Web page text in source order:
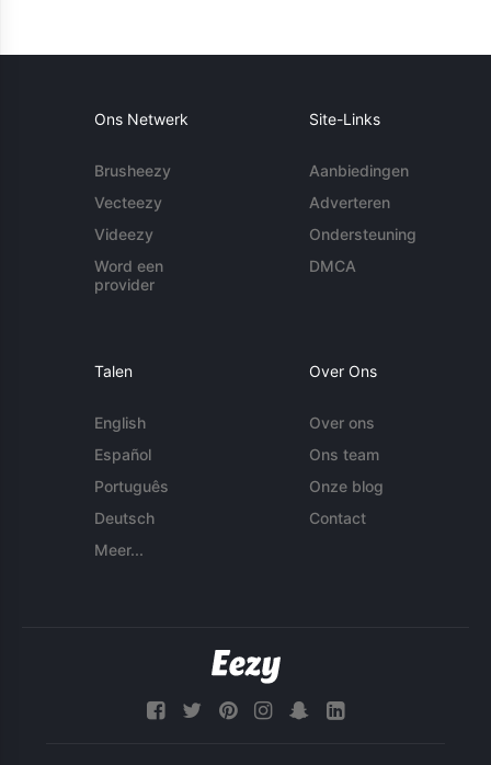
Ons Netwerk
Brusheezy
Vecteezy
Videezy
Word een
provider
Site-Links
Aanbiedingen
Adverteren
Ondersteuning
DMCA
Talen
English
Español
Português
Deutsch
Meer...
Over Ons
Over ons
Ons team
Onze blog
Contact